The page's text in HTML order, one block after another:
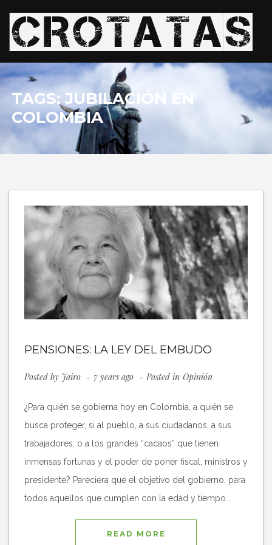
TAGS: JUBILACIÓN EN
COLOMBIA
PENSIONES: LA LEY DEL EMBUDO
Posted by Jairo 7 years ago Posted in Opinión
¿Para quién se gobierna hoy en Colombia, a quién se
busca proteger, si al pueblo, a sus ciudadanos, a sus
trabajadores, o a los grandes “cacaos” que tienen
inmensas fortunas y el poder de poner fiscal, ministros y
presidente? Pareciera que el objetivo del gobierno, para
todos aquellos que cumplen con la edad y tiempo…
READ MORE